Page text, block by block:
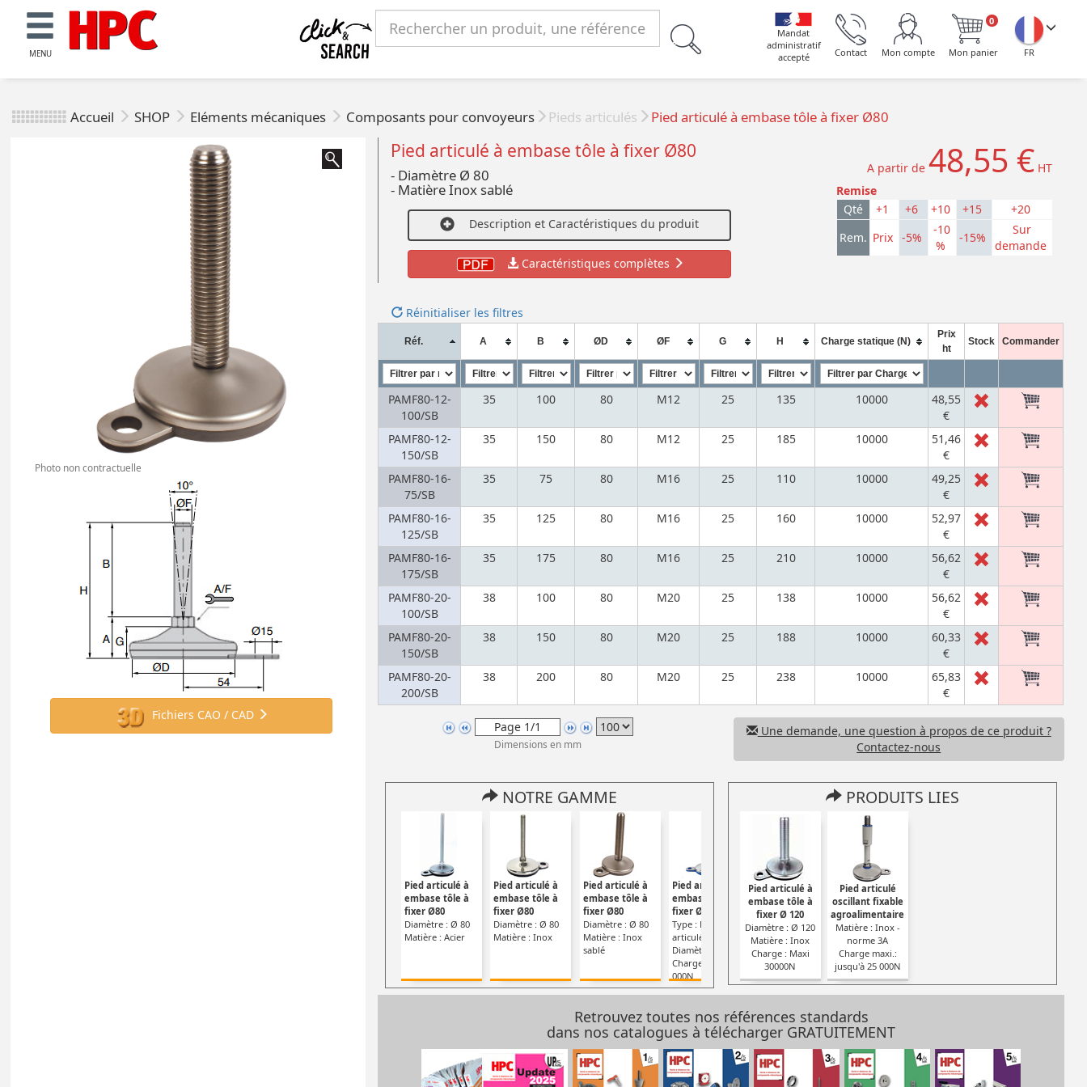
MENU FR
0
Mon panier
Mon compte
Contact
Mandat
administratif
accepté
Accueil SHOP Eléments mécaniques Composants pour convoyeurs Pieds articulés Pied articulé à embase tôle à fixer Ø80
Photo non contractuelle
Fichiers CAO / CAD
Pied articulé à embase tôle à fixer Ø80
- Diamètre Ø 80
- Matière Inox sablé
Description et Caractéristiques du produit
Caractéristiques complètes
A partir de 48,55 € HT
Remise
Qté
+1 +6 +10 +15
+20
Rem. Prix -5%
-10
%
-15%
Sur
demande
Réinitialiser les filtres
Réf. A B ØD ØF G H Charge statique (N)
Prix
ht
Stock Commander
PAMF80-12-
100/SB
35 100 80 M12 25 135 10000
48,55
€
PAMF80-12-
150/SB
35 150 80 M12 25 185 10000
51,46
€
PAMF80-16-
75/SB
35 75 80 M16 25 110 10000
49,25
€
PAMF80-16-
125/SB
35 125 80 M16 25 160 10000
52,97
€
PAMF80-16-
175/SB
35 175 80 M16 25 210 10000
56,62
€
PAMF80-20-
100/SB
38 100 80 M20 25 138 10000
56,62
€
PAMF80-20-
150/SB
38 150 80 M20 25 188 10000
60,33
€
PAMF80-20-
200/SB
38 200 80 M20 25 238 10000
65,83
€
Dimensions en mm
Une demande, une question à propos de ce produit ?
Contactez-nous
NOTRE GAMME
Pied articulé à
embase tôle à
fixer Ø80
Diamètre : Ø 80
Matière : Acier
Pied articulé à
embase tôle à
fixer Ø80
Diamètre : Ø 80
Matière : Inox
Pied articulé à
embase tôle à
fixer Ø80
Diamètre : Ø 80
Matière : Inox
sablé
Pied articulé à
embase tôle à
fixer Ø80
Type : Pied
articulé
Diamètre : Ø 80
Charge : Maxi. 10
000N
PRODUITS LIES
Pied articulé à
embase tôle à
fixer Ø 120
Diamètre : Ø 120
Matière : Inox
Charge : Maxi
30000N
Pied articulé
oscillant fixable
agroalimentaire
Matière : Inox -
norme 3A
Charge maxi.:
jusqu'à 25 000N
Retrouvez toutes nos références standards
dans nos catalogues à télécharger GRATUITEMENT